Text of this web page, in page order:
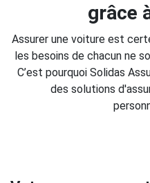
grâce
Assurer une voiture est
les besoins de chacun ne
C’est pourquoi Solidas
des solutions